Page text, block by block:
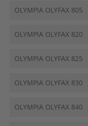
OLYMPIA OLYFAX 805
OLYMPIA OLYFAX 820
OLYMPIA OLYFAX 825
OLYMPIA OLYFAX 830
OLYMPIA OLYFAX 840